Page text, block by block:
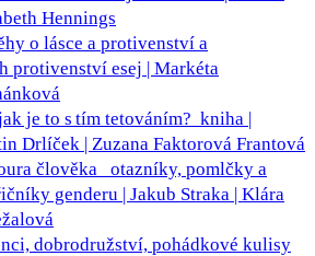
Hennings
o lásce a protivenství a
protivenství esej | Markéta
je to s tím tetováním? kniha |
Drlíček | Zuzana Faktorová Frantová
člověka
otazníky, pomlčky a
genderu | Jakub Straka | Klára
dobrodružství, pohádkové kulisy